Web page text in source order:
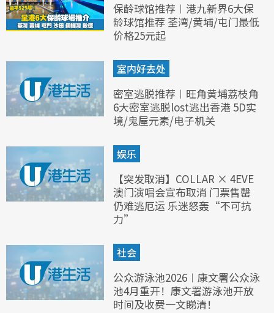
保龄球馆推荐︱港九新界6大保
龄球馆推荐 荃湾/黄埔/屯门最低
价格25元起
室内好去处
密室逃脱推荐︱旺角黄埔荔枝角
6大密室逃脱lost逃出香港 5D实
境/鬼屋元素/电子机关
娱乐
【突发取消】COLLAR × 4EVE
澳门演唱会宣布取消 门票售罄
仍难逃厄运 乐迷怒轰“不可抗
力”
社会
公众游泳池2026︱康文署公众泳
池4月重开！康文署游泳池开放
时间及收费一文睇清！